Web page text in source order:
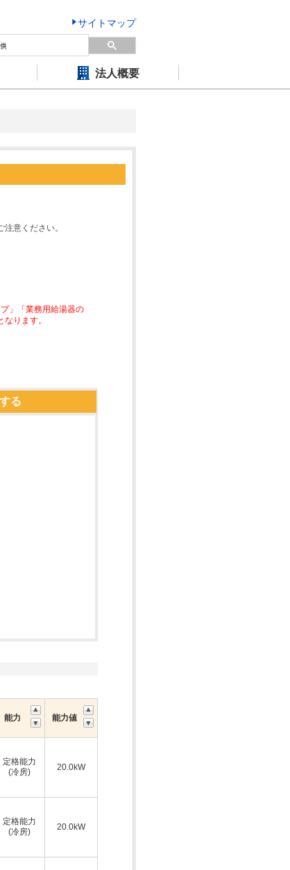
サイトマップ
法人概要
意ください。
」「業務用給湯器の
ります。
る
能力 能力値
定格能力
(冷房)
20.0kW
定格能力
(冷房)
20.0kW